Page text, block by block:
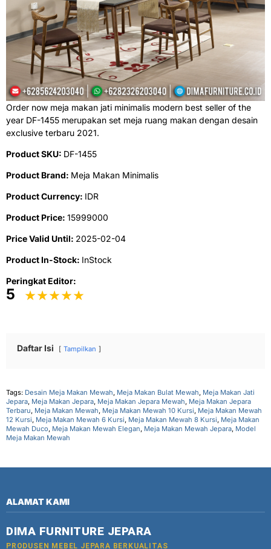
Order now meja makan jati minimalis modern best seller of the
year DF-1455 merupakan set meja ruang makan dengan desain
exclusive terbaru 2021.
Product SKU: DF-1455
Product Brand: Meja Makan Minimalis
Product Currency: IDR
Product Price: 15999000
Price Valid Until: 2025-02-04
Product In-Stock: InStock
Peringkat Editor:
5
Daftar Isi Tampilkan
Tags: Desain Meja Makan Mewah, Meja Makan Bulat Mewah, Meja Makan Jati
Jepara, Meja Makan Jepara, Meja Makan Jepara Mewah, Meja Makan Jepara
Terbaru, Meja Makan Mewah, Meja Makan Mewah 10 Kursi, Meja Makan Mewah
12 Kursi, Meja Makan Mewah 6 Kursi, Meja Makan Mewah 8 Kursi, Meja Makan
Mewah Duco, Meja Makan Mewah Elegan, Meja Makan Mewah Jepara, Model
Meja Makan Mewah
ALAMAT KAMI
DIMA FURNITURE JEPARA
PRODUSEN MEBEL JEPARA BERKUALITAS